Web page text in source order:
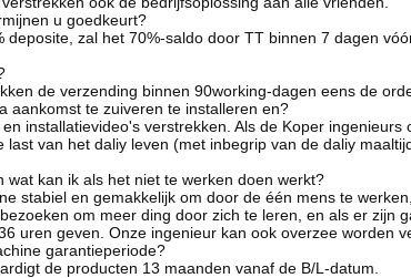
u goedkeurt?
deposite, zal het 70%-saldo door TT binnen 7 dagen
de verzending binnen 90working-dagen eens de
aankomst te zuiveren te installeren en?
installatievideo's verstrekken. Als de Koper
last van het daliy leven (met inbegrip van de daliy
wat kan ik als het niet te werken doen werkt?
stabiel en gemakkelijk om door de één mens te
om meer ding door zich te leren, en als er
uren geven. Onze ingenieur kan ook overzee worden
garantieperiode?
de producten 13 maanden vanaf de B/L-datum.